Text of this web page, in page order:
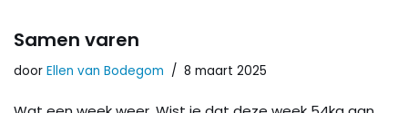
Samen varen
door Ellen van Bodegom 8 maart 2025